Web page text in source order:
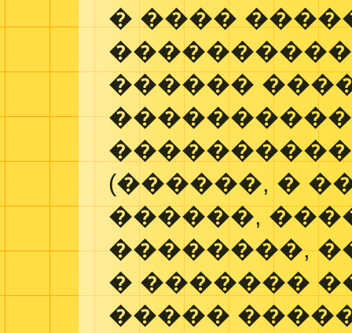
� ����
������
(������, �
������,
��������,
� �������
�����